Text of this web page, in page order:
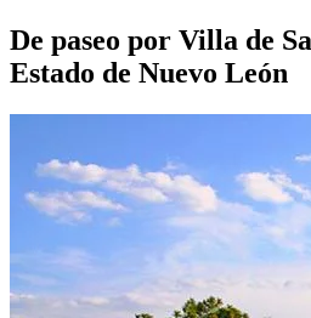
De paseo por Villa de
Estado de Nuevo León